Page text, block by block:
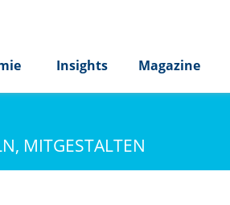
Insights Magazine
MITGESTALTEN